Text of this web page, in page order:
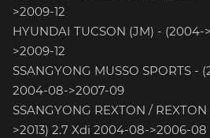
>2009-12
HYUNDAI TUCSON (JM) - (2004-
>2009-12
SSANGYONG MUSSO SPORTS -
2004-08->2007-09
SSANGYONG REXTON /
>2013) 2.7 Xdi 2004-08->2006-08